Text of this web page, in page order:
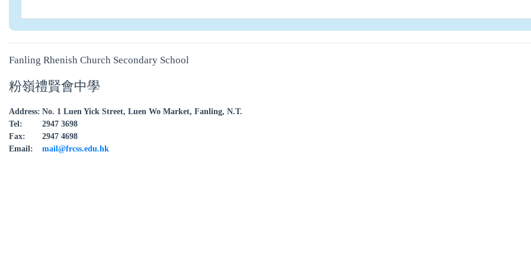
Fanling Rhenish Church Secondary School
粉嶺禮賢會中學
Address: No. 1 Luen Yick Street, Luen Wo Market, Fanling, N.T.
Tel:
2947 3698
Fax:
2947 4698
Email:
mail@frcss.edu.hk